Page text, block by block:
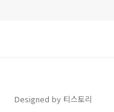
Designed by 티스토리